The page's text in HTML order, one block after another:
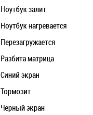
Ноутбук залит
Ноутбук нагревается
Перезагружается
Разбита матрица
Синий экран
Тормозит
Черный экран